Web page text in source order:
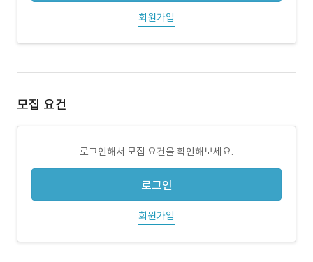
회원가입
모집 요건
로그인해서 모집 요건을 확인해보세요.
로그인
회원가입